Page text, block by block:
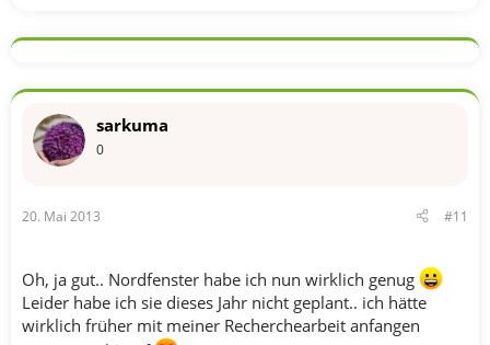
sarkuma
0
20. Mai 2013 #11
Oh, ja gut.. Nordfenster habe ich nun wirklich genug
Leider habe ich sie dieses Jahr nicht geplant.. ich hätte
wirklich früher mit meiner Recherchearbeit anfangen